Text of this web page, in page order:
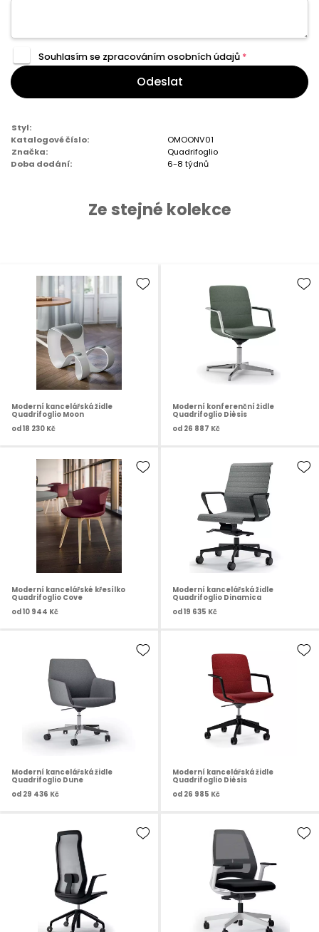
Souhlasím se zpracovánímosobních údajů *
Odeslat
Styl:
Katalogové číslo:
OMOONV01
Značka:
Quadrifoglio
Doba dodání:
6-8 týdnů
Ze stejné kolekce
Moderní kancelářská židle
Quadrifoglio Moon
od18 230 Kč
Moderní konferenční židle
Quadrifoglio Dièsis
od 26 887 Kč
Moderní kancelářské křesílko
Quadrifoglio Cove
od10 944 Kč
Moderní kancelářská židle
Quadrifoglio Dinamica
od19 635 Kč
Moderní kancelářská židle
Quadrifoglio Dune
od 29 436 Kč
Moderní kancelářská židle
Quadrifoglio Dièsis
od 26 985 Kč